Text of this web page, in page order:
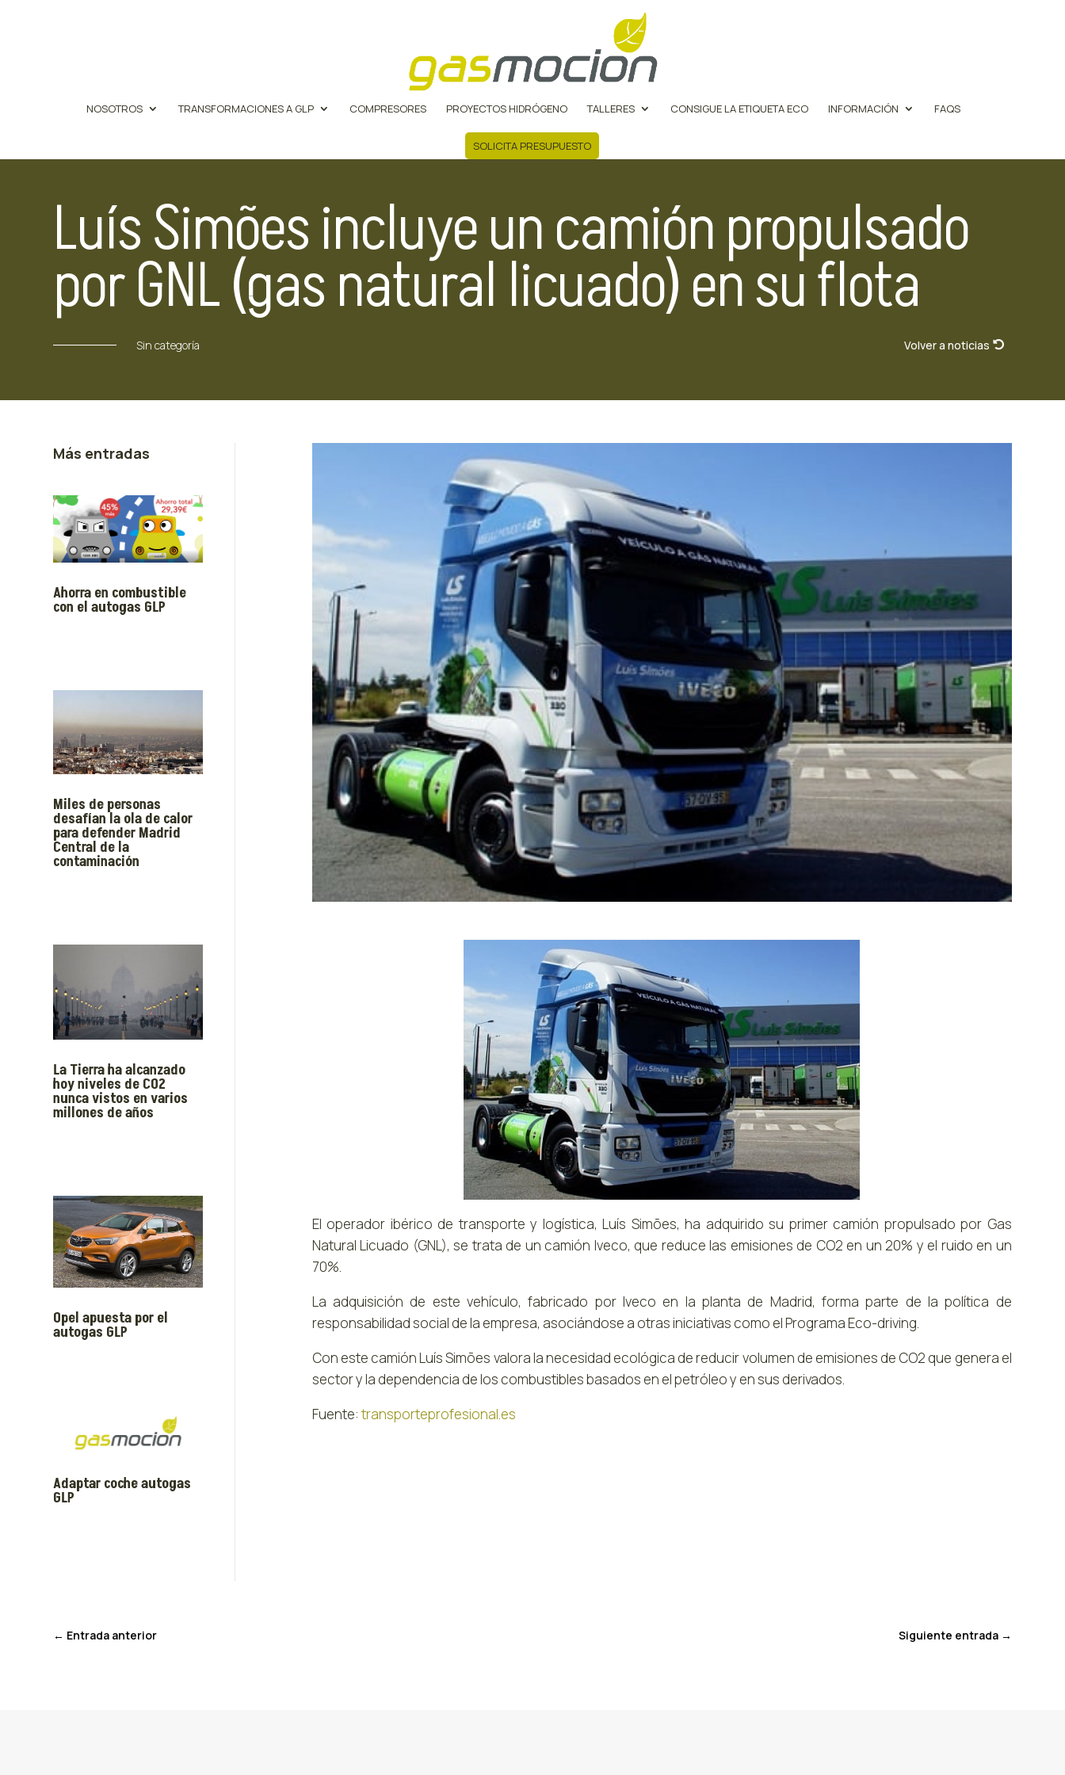
NOSOTROS TRANSFORMACIONES A GLP COMPRESORES PROYECTOS HIDRÓGENO TALLERES CONSIGUE LA ETIQUETA ECO INFORMACIÓN FAQS
SOLICITA PRESUPUESTO
Luís Simões incluye un camión propulsado
por GNL (gas natural licuado) en su flota
Sin categoría Volver a noticias
Más entradas
Ahorra en combustible
con el autogas GLP
Miles de personas
desafían la ola de calor
para defender Madrid
Central de la
contaminación
La Tierra ha alcanzado
hoy niveles de CO2
nunca vistos en varios
millones de años
Opel apuesta por el
autogas GLP
Adaptar coche autogas
GLP
El operador ibérico de transporte y logística, Luís Simões, ha adquirido su primer camión propulsado por Gas
Natural Licuado (GNL), se trata de un camión Iveco, que reduce las emisiones de CO2 en un 20% y el ruido en un
70%.
La adquisición de este vehículo, fabricado por Iveco en la planta de Madrid, forma parte de la política de
responsabilidad social de la empresa, asociándose a otras iniciativas como el Programa Eco-driving.
Con este camión Luís Simões valora la necesidad ecológica de reducir volumen de emisiones de CO2 que genera el
sector y la dependencia de los combustibles basados en el petróleo y en sus derivados.
Fuente:transporteprofesional.es
← Entrada anterior Siguiente entrada→